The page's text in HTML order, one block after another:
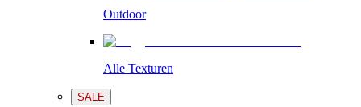
Outdoor
Alle Texturen
SALE